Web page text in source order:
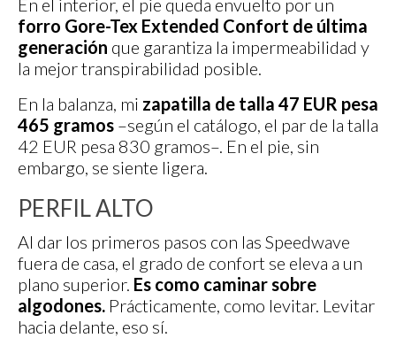
forro Gore-Tex Extended Confort de última
generación que garantiza la impermeabilidad y
la mejor transpirabilidad posible.
En la balanza, mi zapatilla de talla 47 EUR pesa
465 gramos –según el catálogo, el par de la talla
42 EUR pesa 830 gramos–. En el pie, sin
embargo, se siente ligera.
PERFIL ALTO
Al dar los primeros pasos con las Speedwave
fuera de casa, el grado de confort se eleva a un
plano superior. Es como caminar sobre
algodones. Prácticamente, como levitar. Levitar
hacia delante, eso sí.